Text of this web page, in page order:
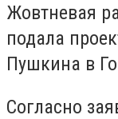
Жовтневая
подала
Пушкина в
Согласно